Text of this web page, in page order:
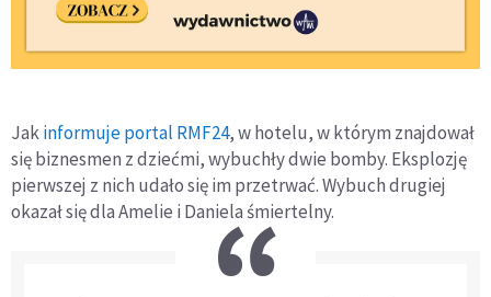
Jakinformuje portal RMF24, w hotelu, w którym znajdował
się biznesmen z dziećmi, wybuchły dwie bomby. Eksplozję
pierwszej z nich udało się im przetrwać. Wybuch drugiej
okazał się dla Amelie i Daniela śmiertelny.